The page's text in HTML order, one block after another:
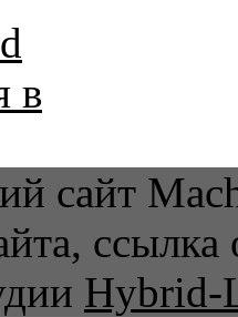
сайт
ссылка
Hybrid-